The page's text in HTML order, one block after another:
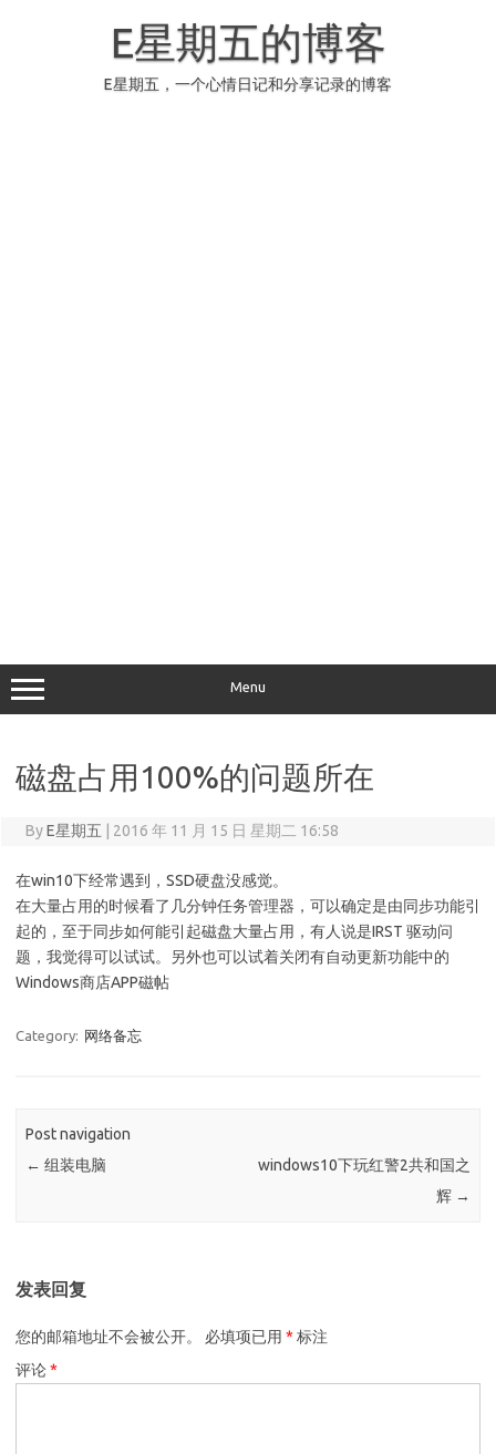
E星期五的博客
E星期五，一个心情日记和分享记录的博客
Menu
磁盘占用100%的问题所在
ByE星期五 2016 年 11 月 15 日 星期二 16:58
在win10下经常遇到，SSD硬盘没感觉。
在大量占用的时候看了几分钟任务管理器，可以确定是由同步功能引
起的，至于同步如何能引起磁盘大量占用，有人说是IRST 驱动问
题，我觉得可以试试。另外也可以试着关闭有自动更新功能中的
Windows商店APP磁帖
Category: 网络备忘
Post navigation
← 组装电脑
windows10下玩红警2共和国之
辉 →
发表回复
您的邮箱地址不会被公开。 必填项已用 * 标注
评论*